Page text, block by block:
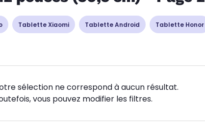
Tablette Xiaomi Tablette Android Tablette Honor
sélection ne correspond à aucun résultat.
vous pouvez modifier les filtres.